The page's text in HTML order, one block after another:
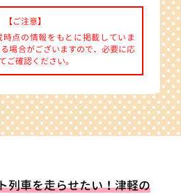
【ご注意】
点の情報をもとに掲載していま
場合がございますので、必要に応
ご確認ください。
列車を走らせたい！津軽の